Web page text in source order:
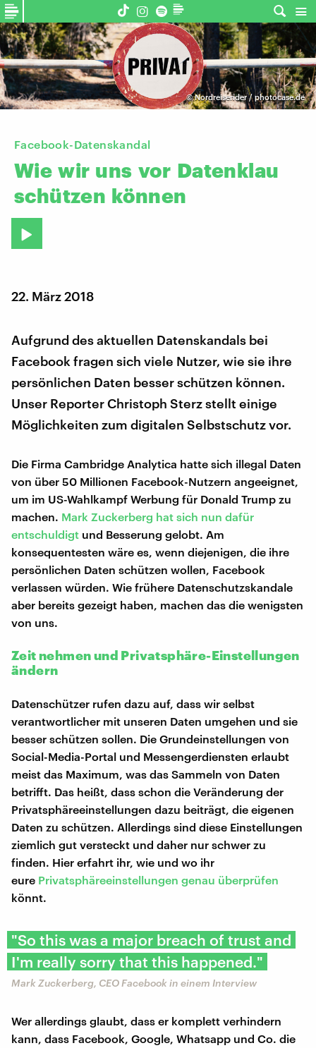
©Nordreisender / photocase.de
Facebook-Datenskandal
Wie wir uns vor Datenklau
schützen können
22. März 2018
Aufgrund des aktuellen Datenskandals bei
Facebook fragen sich viele Nutzer, wie sie ihre
persönlichen Daten besser schützen können.
Unser Reporter Christoph Sterz stellt einige
Möglichkeiten zum digitalen Selbstschutz vor.
Die Firma Cambridge Analytica hatte sich illegal Daten
von über 50 Millionen Facebook-Nutzern angeeignet,
um im US-Wahlkampf Werbung für Donald Trump zu
machen. Mark Zuckerberg hat sich nun dafür
entschuldigt und Besserung gelobt. Am
konsequentesten wäre es, wenn diejenigen, die ihre
persönlichen Daten schützen wollen, Facebook
verlassen würden. Wie frühere Datenschutzskandale
aber bereits gezeigt haben, machen das die wenigsten
von uns.
Zeit nehmen und Privatsphäre-Einstellungen
ändern
Datenschützer rufen dazu auf, dass wir selbst
verantwortlicher mit unseren Daten umgehen und sie
besser schützen sollen. Die Grundeinstellungen von
Social-Media-Portal und Messengerdiensten erlaubt
meist das Maximum, was das Sammeln von Daten
betrifft. Das heißt, dass schon die Veränderung der
Privatsphäreeinstellungen dazu beiträgt, die eigenen
Daten zu schützen. Allerdings sind diese Einstellungen
ziemlich gut versteckt und daher nur schwer zu
finden. Hier erfahrt ihr, wie und wo ihr
eure Privatsphäreeinstellungen genau überprüfen
könnt.
"So this was a major breach of trust and
I'm really sorry that this happened."
Mark Zuckerberg, CEO Facebook in einem Interview
Wer allerdings glaubt, dass er komplett verhindern
kann, dass Facebook, Google, Whatsapp und Co. die